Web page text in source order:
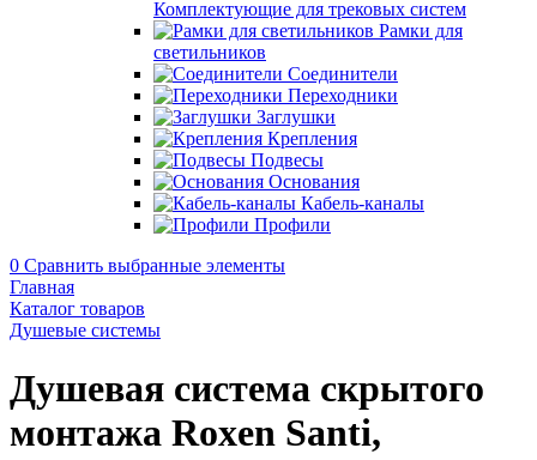
Комплектующие для трековых систем
Рамки для
светильников
Соединители
Переходники
Заглушки
Крепления
Подвесы
Основания
Кабель-каналы
Профили
0 Сравнить выбранные элементы
Главная
Каталог товаров
Душевые системы
Душевая система скрытого
монтажа Roxen Santi,